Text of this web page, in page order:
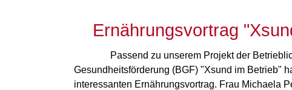
Ernährungsvortrag
Passend zu unserem Projekt der
Gesundheitsförderung (BGF) "Xsund im Betrieb"
interessanten Ernährungsvortrag. Frau Michaela